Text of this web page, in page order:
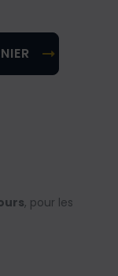
, pour les